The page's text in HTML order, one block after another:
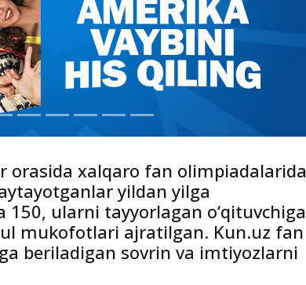
orasida xalqaro fan olimpiadalarida
yildan yilga
150, ularni tayyorlagan o‘qituvchiga
mukofotlari ajratilgan. Kun.uz fan
beriladigan sovrin va imtiyozlarni